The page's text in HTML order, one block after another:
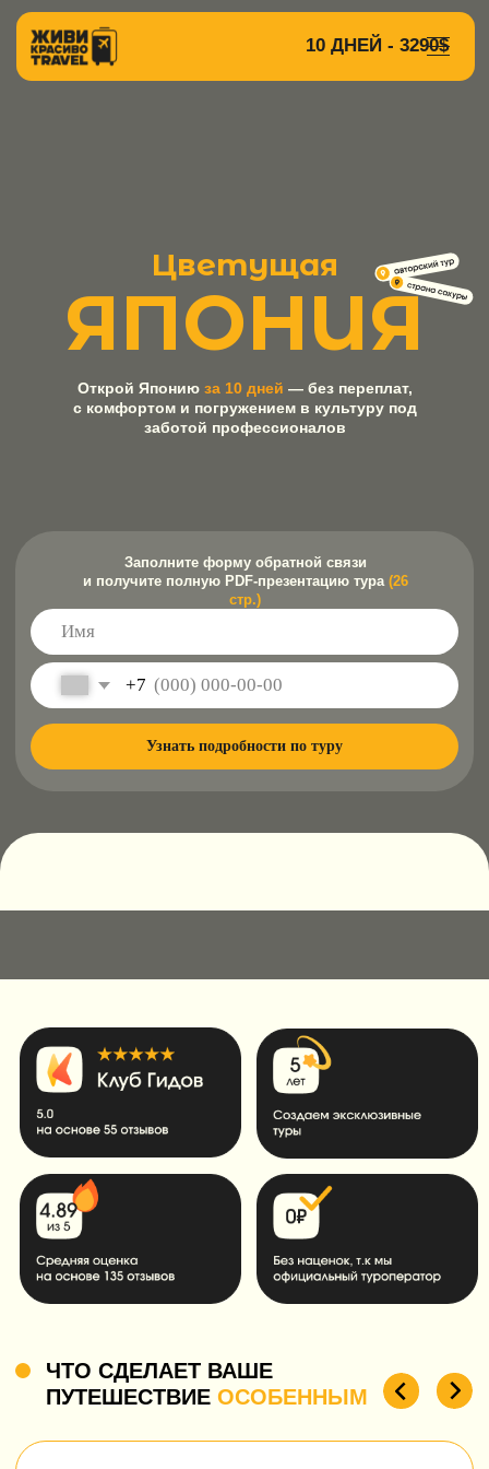
Заполните форму обратной связи
и получите полную PDF-презентацию тура(26
стр.)
за 10 дней— без переплат,
заботой профессионалов
ЧТО СДЕЛАЕТ ВАШЕ
Эта величественная гора, высотой 3,776
Прочувствуем великолепие
горы Фудзи
Прогуляемся по
пейзажам, где
Знаменитые
японские